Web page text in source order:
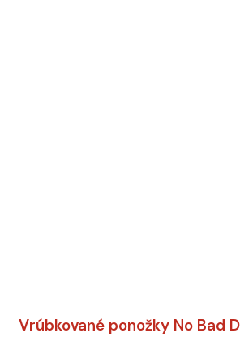
Vrúbkované ponožky No Bad